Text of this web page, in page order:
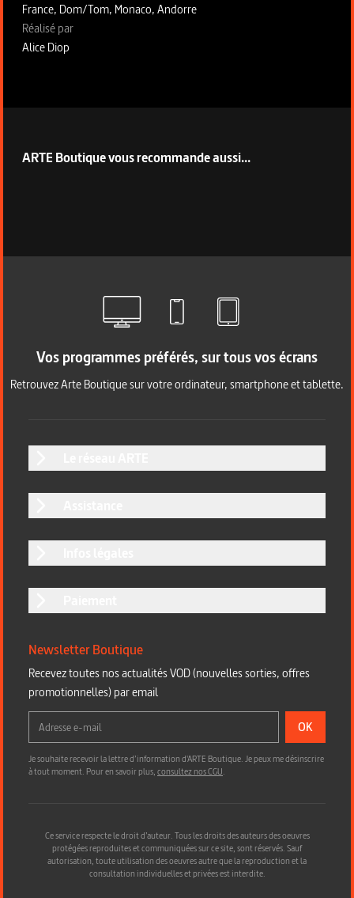
France, Dom/Tom, Monaco, Andorre
Fiche technique section droite
Réalisé par
Alice Diop
ARTE Boutique vous recommande aussi...
Vos programmes préférés, sur tous vos écrans
Retrouvez Arte Boutique sur votre ordinateur, smartphone et tablette.
Newsletter Boutique
Recevez toutes nos actualités VOD (nouvelles sorties, offres
promotionnelles) par email
OK
Je souhaite recevoir la lettre d’information d'ARTE Boutique. Je peux me désinscrire
à tout moment. Pour en savoir plus,consultez nos CGU.
Ce service respecte le droit d’auteur. Tous les droits des auteurs des oeuvres
protégées reproduites et communiquées sur ce site, sont réservés. Sauf
autorisation, toute utilisation des oeuvres autre que la reproduction et la
consultation individuelles et privées est interdite.